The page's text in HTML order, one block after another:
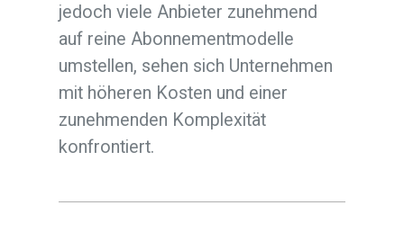
jedoch viele Anbieter zunehmend
auf reine Abonnementmodelle
umstellen, sehen sich Unternehmen
mit höheren Kosten und einer
zunehmenden Komplexität
konfrontiert.